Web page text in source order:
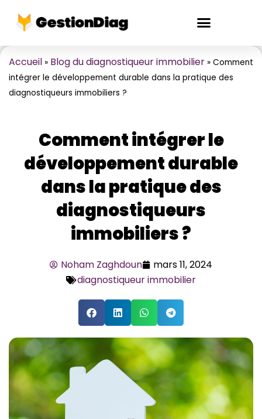
Accueil » Blog du diagnostiqueur immobilier » Comment
intégrer le développement durable dans la pratique des
diagnostiqueurs immobiliers ?
Comment intégrer le
développement durable
dans la pratique des
diagnostiqueurs
immobiliers ?
Noham Zaghdoun
mars 11, 2024
diagnostiqueur immobilier